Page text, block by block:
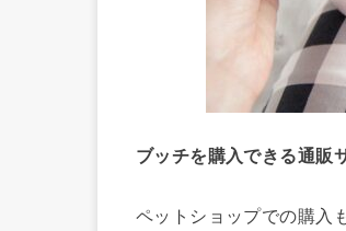
ブッチを購入できる通販
ペットショップでの購入